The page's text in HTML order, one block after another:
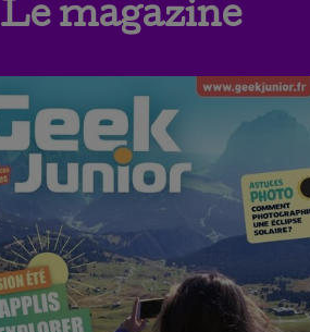
Le magazine